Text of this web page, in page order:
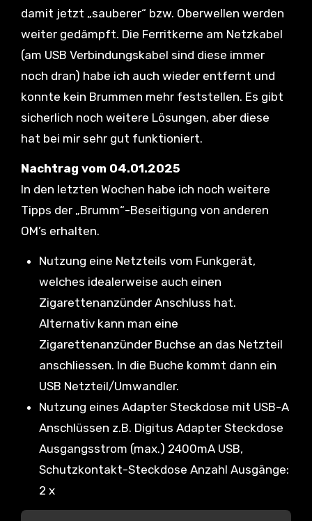
damit jetzt „sauberer“ bzw. Oberwellen werden
weiter gedämpft. Die Ferritkerne am Netzkabel
(am USB Verbindungskabel sind diese immer
noch dran) habe ich auch wieder entfernt und
konnte kein Brummen mehr feststellen. Es gibt
sicherlich noch weitere Lösungen, aber diese
hat bei mir sehr gut funktioniert.
Nachtrag vom 04.01.2025
In den letzten Wochen habe ich noch weitere
Tipps der „Brumm“-Beseitigung von anderen
OM’s erhalten.
Nutzung eine Netzteils vom Funkgerät,
welches idealerweise auch einen
Zigarettenanzünder Anschluss hat.
Alternativ kann man eine
Zigarettenanzünder Buchse an das Netzteil
anschliessen. In die Buche kommt dann ein
USB Netzteil/Umwandler.
Nutzung eines Adapter Steckdose mit USB-A
Anschlüssen z.B. Digitus Adapter Steckdose
Ausgangsstrom (max.) 2400mA USB,
Schutzkontakt-Steckdose Anzahl Ausgänge:
2 x